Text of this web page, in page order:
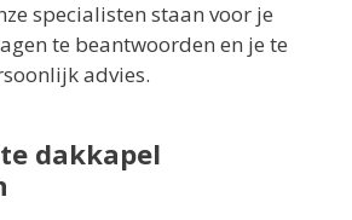
specialisten staan voor je
te beantwoorden en je te
advies.
dakkapel